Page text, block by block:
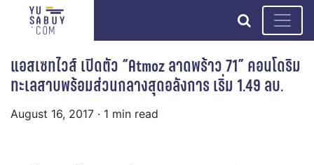
search
แอสเซทไวส์ เปิดตัว “Atmoz ลาดพร้าว 71” คอนโดริม
ทะเลสาบพร้อมส่วนกลางสุดอลังการ เริ่ม 1.49 ลบ.
August 16, 2017 · 1 min read